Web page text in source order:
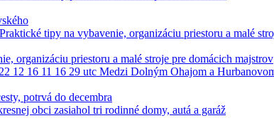
organizáciu priestoru a malé stroje pre domácich majstrov
potrvá do decembra